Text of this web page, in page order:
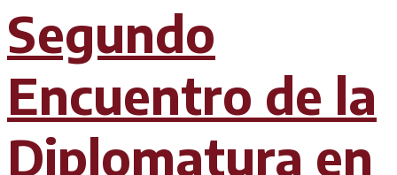
Segundo
Encuentro de la
Diplomatura en